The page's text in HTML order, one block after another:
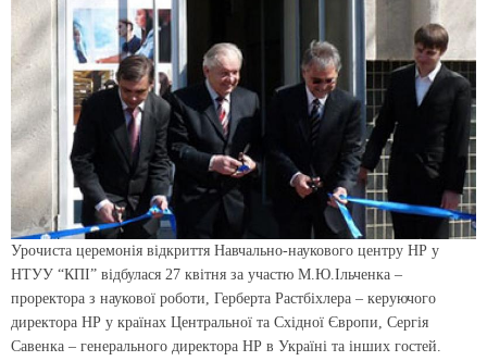
Урочиста церемонія відкриття Навчально-наукового центру НР у
НТУУ “КПІ” відбулася 27 квітня за участю М.Ю.Ільченка –
проректора з наукової роботи, Герберта Растбіхлера – керуючого
директора НР у країнах Центральної та Східної Європи, Сергія
Савенка – генерального директора НР в Україні та інших гостей.